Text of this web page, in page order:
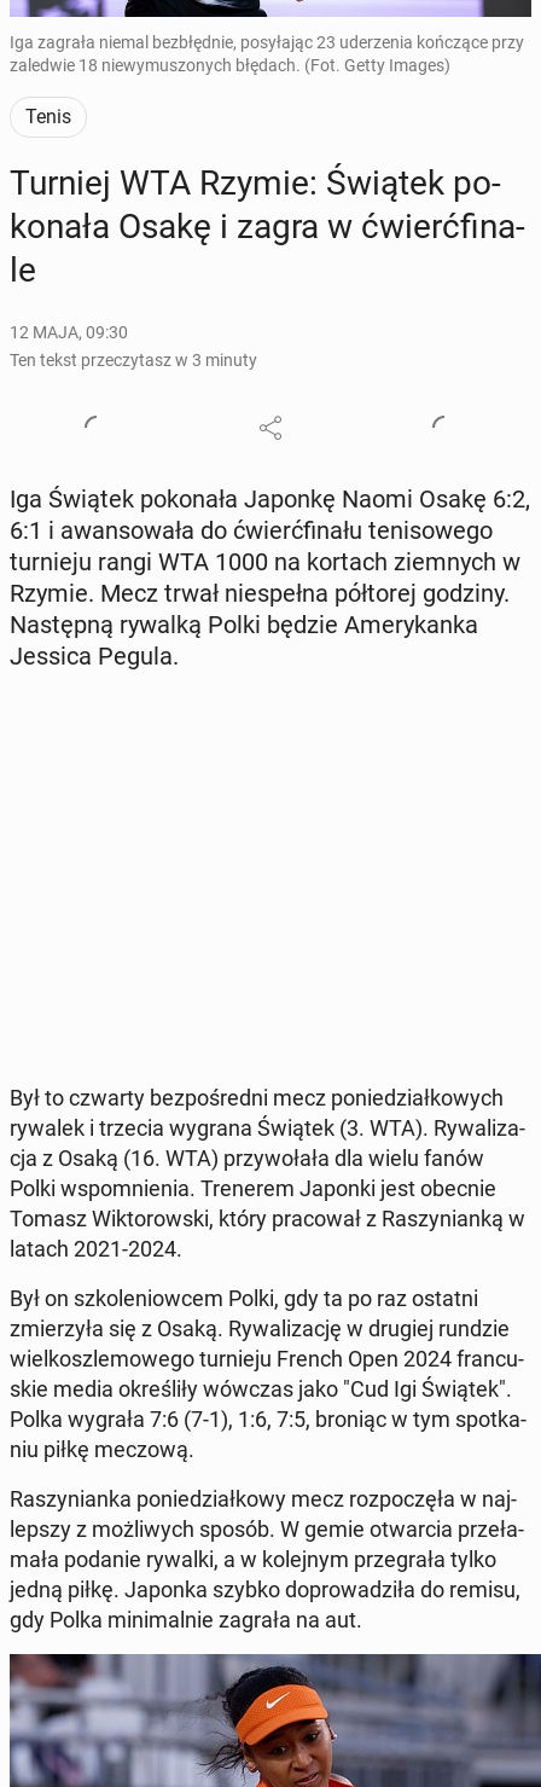
Iga zagrała niemal bezbłędnie, posyłając 23 uderzenia kończące przy
zaledwie 18 niewymuszonych błędach. (Fot. Getty Images)
Tenis
Turniej WTA Rzymie: Świątek po­
ko­na­ła Osakę i zagra w ćwierć­fi­na­
le
12 MAJA, 09:30
Ten tekst przeczytasz w 3 minuty
Iga Świątek po­ko­na­ła Japonkę Naomi Osakę 6:2,
6:1 i awan­so­wa­ła do ćwierć­fi­na­łu te­ni­so­we­go
tur­nie­ju rangi WTA 1000 na kortach ziem­nych w
Rzymie. Mecz trwał nie­speł­na pół­to­rej godziny.
Na­stęp­ną rywalką Polki będzie Ame­ry­kan­ka
Jessica Pegula.
Był to czwarty bez­po­śred­ni mecz po­nie­dział­ko­wych
rywalek i trzecia wygrana Świątek (3. WTA). Ry­wa­li­za­
cja z Osaką (16. WTA) przy­wo­ła­ła dla wielu fanów
Polki wspo­mnie­nia. Tre­ne­rem Japonki jest obecnie
Tomasz Wik­to­row­ski, który pra­co­wał z Ra­szy­nian­ką w
latach 2021-2024.
Był on szko­le­niow­cem Polki, gdy ta po raz ostatni
zmie­rzy­ła się z Osaką. Ry­wa­li­za­cję w drugiej rundzie
wiel­kosz­le­mo­we­go tur­nie­ju French Open 2024 fran­cu­
skie media okre­śli­ły wówczas jako "Cud Igi Świątek".
Polka wygrała 7:6 (7-1), 1:6, 7:5, broniąc w tym spo­tka­
niu piłkę meczową.
Ra­szy­nian­ka po­nie­dział­ko­wy mecz roz­po­czę­ła w naj­
lep­szy z moż­li­wych sposób. W gemie otwar­cia prze­ła­
ma­ła podanie rywalki, a w ko­lej­nym prze­gra­ła tylko
jedną piłkę. Japonka szybko do­pro­wa­dzi­ła do remisu,
gdy Polka mi­ni­mal­nie zagrała na aut.